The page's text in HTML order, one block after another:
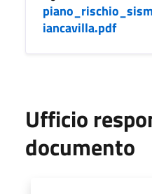
iancavilla.pdf
Ufficio
documento